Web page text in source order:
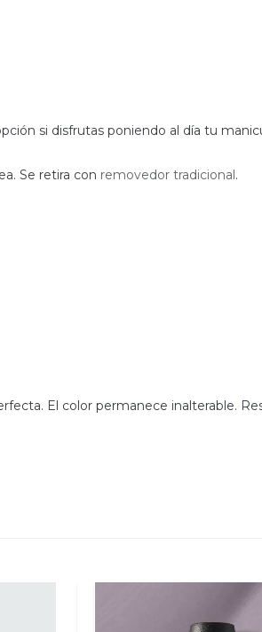
si disfrutas poniendo al día tu
Se retira con removedor tradicional.
El color permanece inalterable.